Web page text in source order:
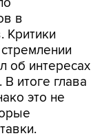
в
Критики
об интересах
итоге глава
это не